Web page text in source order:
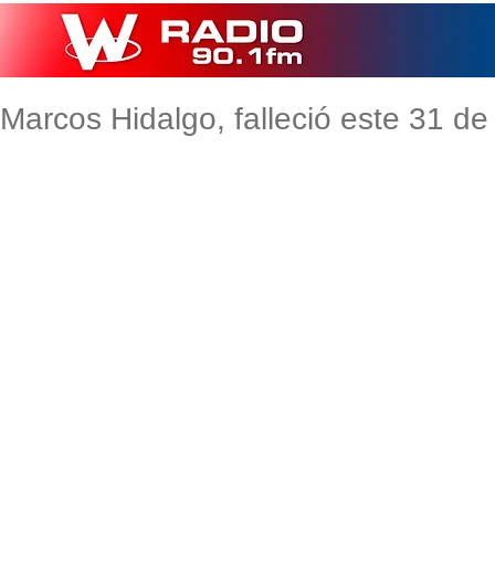
Marcos Hidalgo, falleció este 31